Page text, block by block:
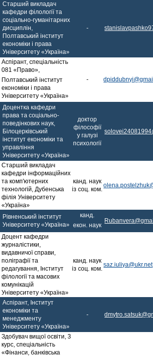
Старший викладач
кафедри філології та
соціально-гуманітарних
дисциплін,
Полтавський інститут
економіки і права
Університету «Україна»
-
Аспірант, спеціальність
081 «Право»,
Полтавський інститут
економіки і права
Університету «Україна»
-
Доцентка кафедри
права та соціально-
поведінкових наук,
Білоцерківський
інститут економіки та
управління
Університету «Україна»
доктор
філософії
у галузі
психології
Старший викладач
кафедри інформаційних
та комп'ютерних
технологій, Дубенська
філія Університету
«Україна»
канд. наук
із соц. ком.
Рівненський інститут
Університету «Україна»
канд.
екон. наук
Доцент кафедри
журналістики,
видавничої справи,
поліграфії та
редагування, Інститут
філології та масових
комунікацій
Університету «Україна»
канд. наук
із соц. ком.
saz.iuliya@ukr.net
Аспірант, Інститут
економіки та
менеджменту
Університету «Україна»
-
Здобувач вищої освіти, 3
курс, спеціальність
«Фінанси, банківська